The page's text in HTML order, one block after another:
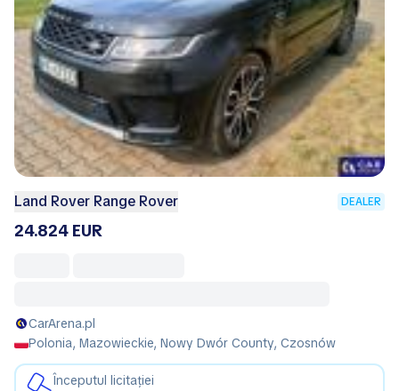
Land Rover Range Rover DEALER
24.824 EUR
CarArena.pl
Polonia, Mazowieckie, Nowy Dwór County, Czosnów
Începutul licitației